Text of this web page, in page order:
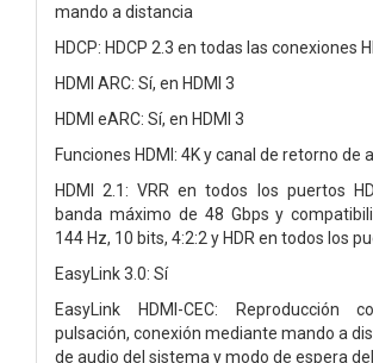
mando a distancia
HDCP: HDCP 2.3 en todas las conexiones
HDMI ARC: Sí, en HDMI 3
HDMI eARC: Sí, en HDMI 3
Funciones HDMI: 4K y canal de retorno de
HDMI 2.1: VRR en todos los puertos
banda máximo de 48 Gbps y
144 Hz, 10 bits, 4:2:2 y HDR en todos los
EasyLink 3.0: Sí
EasyLink HDMI-CEC: Reproducción
pulsación, conexión mediante mando a
de audio del sistema y modo de espera